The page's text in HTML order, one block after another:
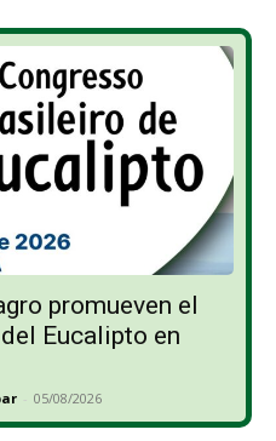
promueven el
Eucalipto en
- 05/08/2026